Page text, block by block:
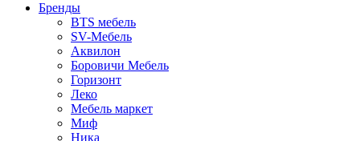
Бренды
BTS мебель
SV-Мебель
Аквилон
Боровичи Мебель
Горизонт
Леко
Мебель маркет
Миф
Ника